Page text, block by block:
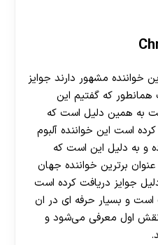
خواننده مشهور دارند جوایز
همانطور که گفتیم این
به همین دلیل است که
است این خواننده آلبوم
و به دلیل این است که
برترین خواننده جهان
جوایز دریافت کرده است
است و بسیار حرفه ای در ان
اول معرفی می‌شود و